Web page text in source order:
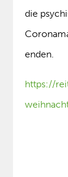
die
enden.
https://